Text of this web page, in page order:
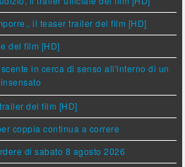
il teaser trailer del film [HD]
del film [HD]
in cerca di senso all'interno di un
del film [HD]
coppia continua a correre
di sabato 8 agosto 2026